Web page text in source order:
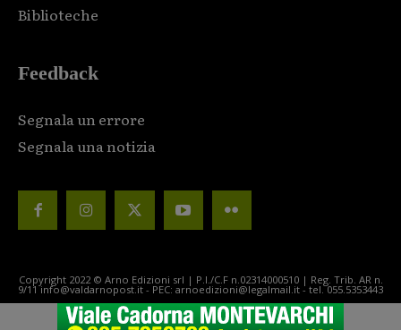
Biblioteche
Feedback
Segnala un errore
Segnala una notizia
Copyright 2022 © Arno Edizioni srl | P.I./C.F n.02314000510 | Reg. Trib. AR n.
9/11 info@valdarnopost.it - PEC: arnoedizioni@legalmail.it - tel. 055.5353443